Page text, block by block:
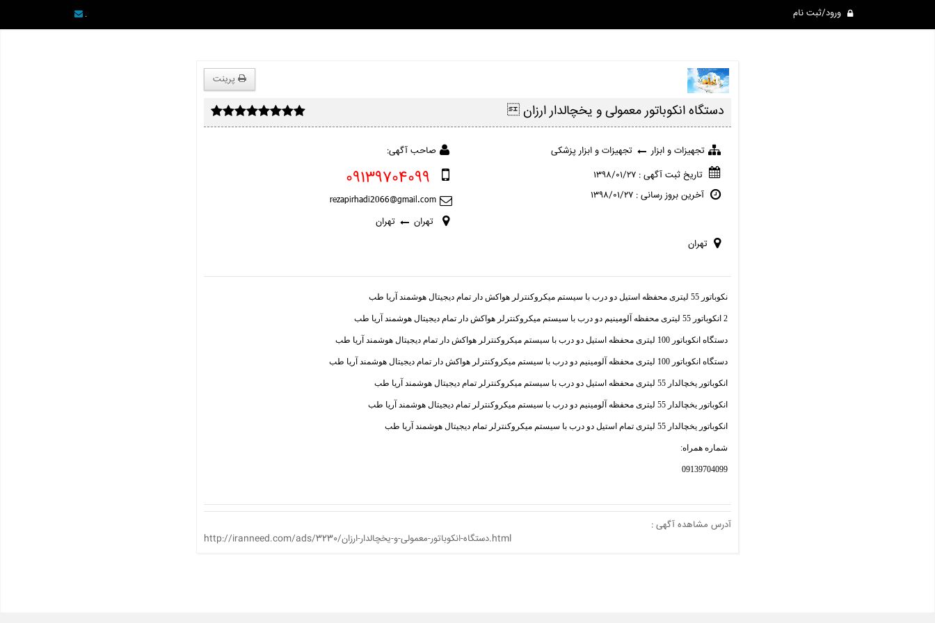
. ورود/ثبت نام
پرینت
دستگاه انکوباتور معمولی و یخچالدار ارزان 
صاحب آگهی:
تهران تهران
تجهیزات و ابزار
تجهیزات و ابزار پزشکی
تاریخ ثبت آگهی : ۱۳۹۸/۰۱/۲۷
آخرین بروز رسانی : ۱۳۹۸/۰۱/۲۷
تهران
نکوباتور 55 لیتری محفظه استیل دو درب با سیستم میکروکنترلر هواکش دار تمام دیجیتال هوشمند آریا طب
2 انکوباتور 55 لیتری محفظه آلومینیم دو درب با سیستم میکروکنترلر هواکش دار تمام دیجیتال هوشمند آریا طب
دستگاه انکوباتور 100 لیتری محفظه استیل دو درب با سیستم میکروکنترلر هواکش دار تمام دیجیتال هوشمند آریا طب
دستگاه انکوباتور 100 لیتری محفظه آلومینیم دو درب با سیستم میکروکنترلر هواکش دار تمام دیجیتال هوشمند آریا طب
انکوباتور یخچالدار 55 لیتری محفظه استیل دو درب با سیستم میکروکنترلر تمام دیجیتال هوشمند آریا طب
انکوباتور یخچالدار 55 لیتری محفظه آلومینیم دو درب با سیستم میکروکنترلر تمام دیجیتال هوشمند آریا طب
انکوباتور یخچالدار 55 لیتری تمام استیل دو درب با سیستم میکروکنترلر تمام دیجیتال هوشمند آریا طب
شماره همراه:
09139704099
آدرس مشاهده آگهی :
http://iranneed.com/ads/3230/دستگاه-انکوباتور-معمولی-و-یخچالدار-ارزان.html